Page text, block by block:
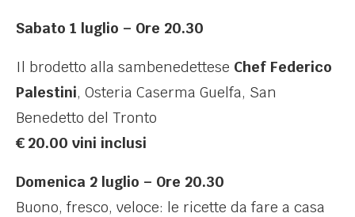
Sabato 1 luglio – Ore 20.30
Il brodetto alla sambenedettese Chef Federico
Palestini, Osteria Caserma Guelfa, San
Benedetto del Tronto
€ 20.00 vini inclusi
Domenica 2 luglio – Ore 20.30
Buono, fresco, veloce: le ricette da fare a casa